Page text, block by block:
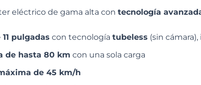
eléctrico de gama alta con tecnología
pulgadas con tecnología tubeless (sin
de hasta 80 km con una sola carga
de 45 km/h